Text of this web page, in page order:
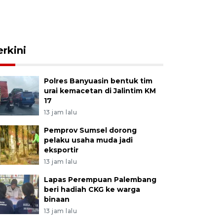
Polres Banyuasin bentuk tim
urai kemacetan di Jalintim KM
17
13 jam lalu
Pemprov Sumsel dorong
pelaku usaha muda jadi
eksportir
13 jam lalu
Lapas Perempuan Palembang
beri hadiah CKG ke warga
binaan
13 jam lalu